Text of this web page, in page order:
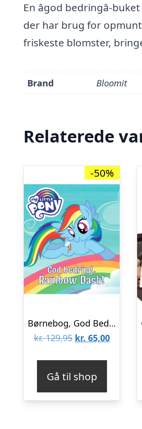
En âgod bedringâ-
der har brug for
friskeste blomster,
Brand Bloomit
Relaterede
-50%
Børnebog, God Bedring, Rainbow Dash! – Børnebog – Legekammeraten.dk
kr.129,95 Den
var:
kr. 129,95.
kr. 65,00Den
kr.
Gå til shop